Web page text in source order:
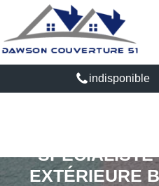
indisponible
SPÉCIALISTE
EXTÉRIEURE